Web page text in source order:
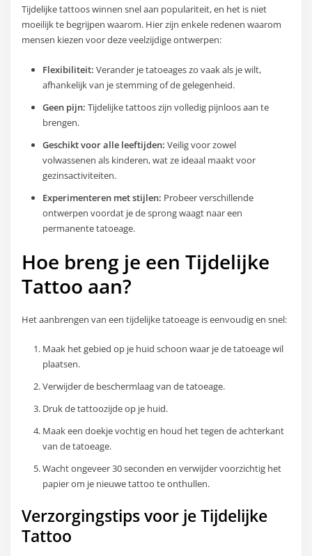
Tijdelijke tattoos winnen snel aan populariteit, en het is niet
moeilijk te begrijpen waarom. Hier zijn enkele redenen waarom
mensen kiezen voor deze veelzijdige ontwerpen:
Flexibiliteit: Verander je tatoeages zo vaak als je wilt,
afhankelijk van je stemming of de gelegenheid.
Geen pijn: Tijdelijke tattoos zijn volledig pijnloos aan te
brengen.
Geschikt voor alle leeftijden: Veilig voor zowel
volwassenen als kinderen, wat ze ideaal maakt voor
gezinsactiviteiten.
Experimenteren met stijlen: Probeer verschillende
ontwerpen voordat je de sprong waagt naar een
permanente tatoeage.
Hoe breng je een Tijdelijke
Tattoo aan?
Het aanbrengen van een tijdelijke tatoeage is eenvoudig en snel:
Maak het gebied op je huid schoon waar je de tatoeage wil
plaatsen.
Verwijder de beschermlaag van de tatoeage.
Druk de tattoozijde op je huid.
Maak een doekje vochtig en houd het tegen de achterkant
van de tatoeage.
Wacht ongeveer 30 seconden en verwijder voorzichtig het
papier om je nieuwe tattoo te onthullen.
Verzorgingstips voor je Tijdelijke
Tattoo